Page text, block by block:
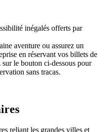
inégalés offerts par
aventure ou assurez un
en réservant vos billets de
le bouton ci-dessous pour
sans tracas.
reliant les grandes villes et